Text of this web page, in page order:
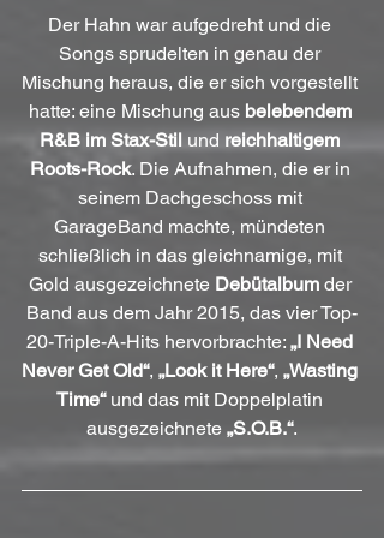
Der Hahn war aufgedreht und die
Songs sprudelten in genau der
Mischung heraus, die er sich vorgestellt
hatte: eine Mischung aus belebendem
R&B im Stax-Stil und reichhaltigem
Roots-Rock. Die Aufnahmen, die er in
seinem Dachgeschoss mit
GarageBand machte, mündeten
schließlich in das gleichnamige, mit
Gold ausgezeichnete Debütalbum der
Band aus dem Jahr 2015, das vier Top-
20-Triple-A-Hits hervorbrachte: „I Need
Never Get Old“, „Look it Here“, „Wasting
Time“ und das mit Doppelplatin
ausgezeichnete „S.O.B.“.